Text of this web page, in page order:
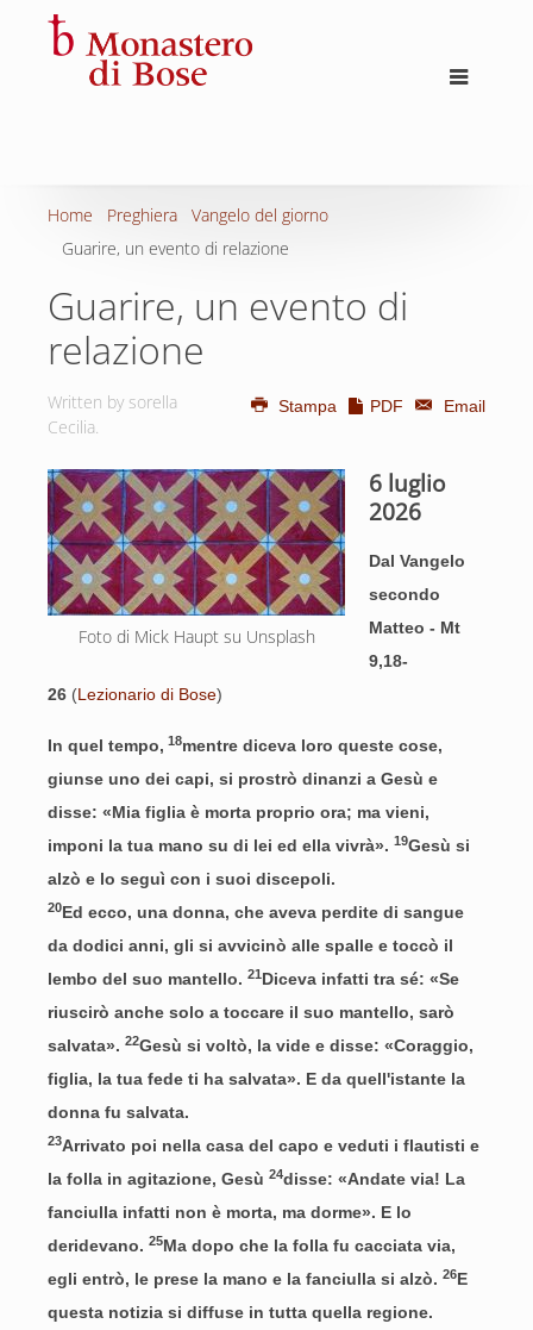
Home Preghiera
Vangelo del giorno
Guarire, un evento di relazione
Guarire, un evento di
relazione
Written by sorella
Cecilia.
Stampa PDF Email
Foto di Mick Haupt su Unsplash
6 luglio
2026
Dal Vangelo
secondo
Matteo - Mt
9,18-
26 (Lezionario di Bose)
In quel tempo, 18mentre diceva loro queste cose,
giunse uno dei capi, si prostrò dinanzi a Gesù e
disse: «Mia figlia è morta proprio ora; ma vieni,
imponi la tua mano su di lei ed ella vivrà». 19Gesù si
alzò e lo seguì con i suoi discepoli.
20Ed ecco, una donna, che aveva perdite di sangue
da dodici anni, gli si avvicinò alle spalle e toccò il
lembo del suo mantello. 21Diceva infatti tra sé: «Se
riuscirò anche solo a toccare il suo mantello, sarò
salvata». 22Gesù si voltò, la vide e disse: «Coraggio,
figlia, la tua fede ti ha salvata». E da quell'istante la
donna fu salvata.
23Arrivato poi nella casa del capo e veduti i flautisti e
la folla in agitazione, Gesù 24disse: «Andate via! La
fanciulla infatti non è morta, ma dorme». E lo
deridevano. 25Ma dopo che la folla fu cacciata via,
egli entrò, le prese la mano e la fanciulla si alzò. 26E
questa notizia si diffuse in tutta quella regione.